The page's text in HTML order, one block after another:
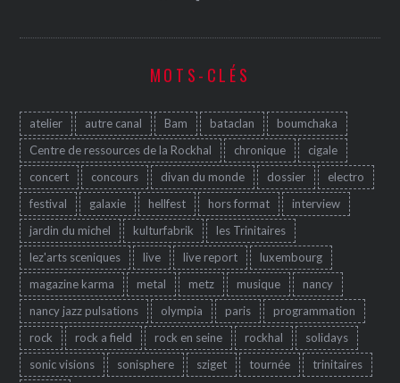
MOTS-CLÉS
atelier autre canal Bam bataclan
boumchaka
Centre de ressources de la Rockhal
chronique
cigale
concert
concours divan du monde dossier
electro
festival
galaxie hellfest hors format
interview
jardin du michel
kulturfabrik
les Trinitaires
lez'arts sceniques
live live report
luxembourg
magazine karma
metal metz musique
nancy
nancy jazz pulsations
olympia paris
programmation
rock
rock a field rock en seine rockhal
solidays
sonic visions
sonisphere sziget tournée
trinitaires